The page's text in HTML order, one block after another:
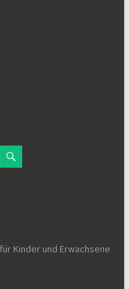
Kinder und Erwachsene